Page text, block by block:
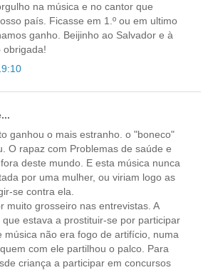
na música e no cantor que
país. Ficasse em 1.º ou em ultimo
ganho. Beijinho ao Salvador e à
obrigada!
ganhou o mais estranho. o "boneco"
O rapaz com Problemas de saúde e
deste mundo. E esta música nunca
por uma mulher, ou viriam logo as
se contra ela.
muito grosseiro nas entrevistas. A
estava a prostituir-se por participar
música não era fogo de artifício, numa
com ele partilhou o palco. Para
criança a participar em concursos